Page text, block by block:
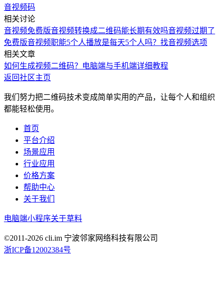
音视频码
相关讨论
音视频免费版音视频转换成二维码能长期有效吗音视频过期了
免费版音视频职能5个人播放是每天5个人吗？ 找音视频选项
相关文章
如何生成视频二维码？电脑端与手机端详细教程
返回社区主页
我们努力把二维码技术变成简单实用的产品，让每个人和组织
都能轻松使用。
首页
平台介绍
场景应用
行业应用
价格方案
帮助中心
关于我们
电脑端小程序关于草料
©2011-2026 cli.im 宁波邻家网络科技有限公司
浙ICP备12002384号